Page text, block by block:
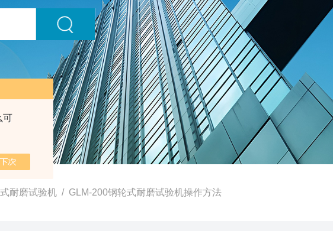
可
耐磨试验机 / GLM-200钢轮式耐磨试验机操作方法